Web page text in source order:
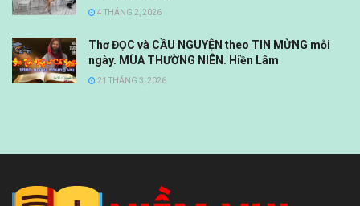
4 THÁNG 2, 2026
Thơ ĐỌC và CẦU NGUYỆN theo TIN MỪNG mỗi
ngày. MÙA THƯỜNG NIÊN. Hiền Lâm
21 THÁNG 3, 2026